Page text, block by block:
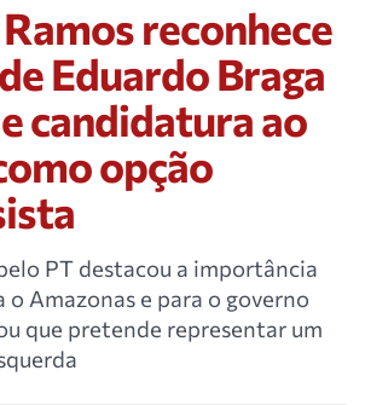
reconhece
Eduardo Braga
candidatura ao
opção
PT destacou a importância
o Amazonas e para o governo
que pretende representar um